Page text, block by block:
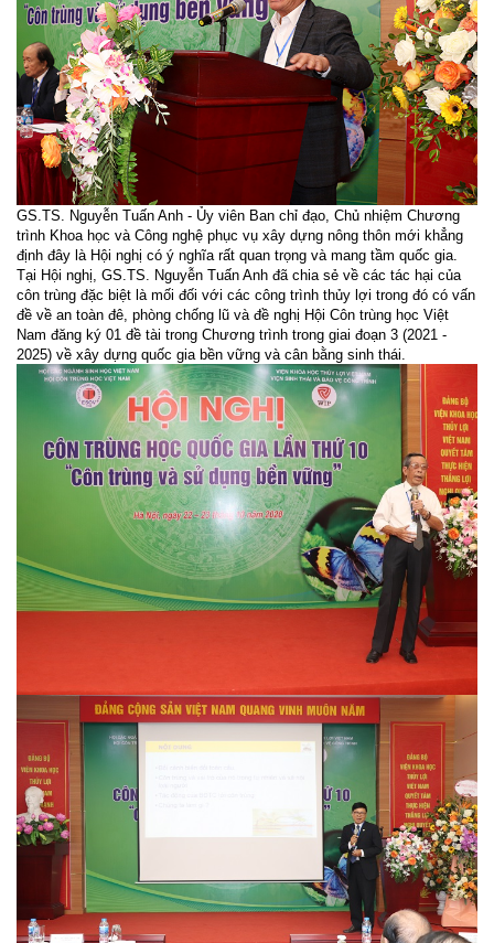
GS.TS. Nguyễn Tuấn Anh - Ủy viên Ban chỉ đạo, Chủ nhiệm Chương
trình Khoa học và Công nghệ phục vụ xây dựng nông thôn mới khẳng
định đây là Hội nghị có ý nghĩa rất quan trọng và mang tầm quốc gia.
Tại Hội nghị, GS.TS. Nguyễn Tuấn Anh đã chia sẻ về các tác hại của
côn trùng đặc biệt là mối đối với các công trình thủy lợi trong đó có vấn
đề về an toàn đê, phòng chống lũ và đề nghị Hội Côn trùng học Việt
Nam đăng ký 01 đề tài trong Chương trình trong giai đoạn 3 (2021 -
2025) về xây dựng quốc gia bền vững và cân bằng sinh thái.